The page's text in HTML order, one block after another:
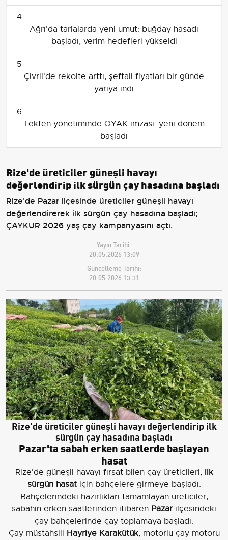
4
Ağrı'da tarlalarda yeni umut: buğday hasadı
başladı, verim hedefleri yükseldi
5
Çivril'de rekolte arttı, şeftali fiyatları bir günde
yarıya indi
6
Tekfen yönetiminde OYAK imzası: yeni dönem
başladı
Rize'de üreticiler güneşli havayı
değerlendirip ilk sürgün çay hasadına başladı
Rize'de Pazar ilçesinde üreticiler güneşli havayı
değerlendirerek ilk sürgün çay hasadına başladı;
ÇAYKUR 2026 yaş çay kampanyasını açtı.
Yayın Tarihi:
20.05.2026 13:09
Güncelleme Tarihi:
20.05.2026 13:31
Rize'de üreticiler güneşli havayı değerlendirip ilk
sürgün çay hasadına başladı
Pazar'ta sabah erken saatlerde başlayan
hasat
Rize'de güneşli havayı fırsat bilen çay üreticileri, ilk
sürgün hasatiçin bahçelere girmeye başladı.
Bahçelerindeki hazırlıkları tamamlayan üreticiler,
sabahın erken saatlerinden itibaren Pazarilçesindeki
çay bahçelerinde çay toplamaya başladı.
Çay müstahsili Hayriye Karakütük, motorlu çay motoru